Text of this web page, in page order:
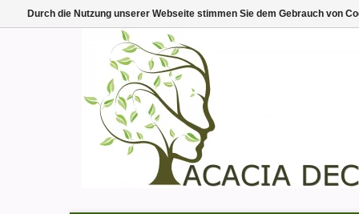
Durch die Nutzung unserer Webseite stimmen Sie dem Gebrauch von